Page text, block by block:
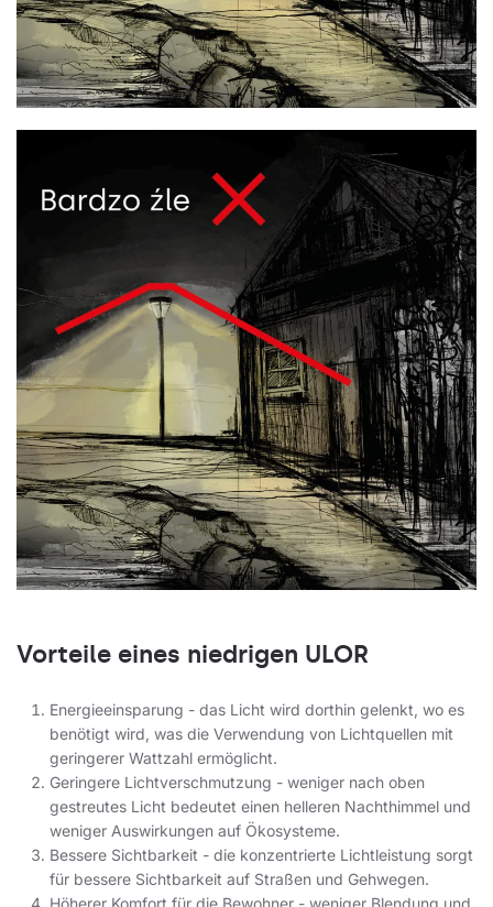
Vorteile eines niedrigen ULOR
Energieeinsparung - das Licht wird dorthin gelenkt, wo es
benötigt wird, was die Verwendung von Lichtquellen mit
geringerer Wattzahl ermöglicht.
Geringere Lichtverschmutzung - weniger nach oben
gestreutes Licht bedeutet einen helleren Nachthimmel und
weniger Auswirkungen auf Ökosysteme.
Bessere Sichtbarkeit - die konzentrierte Lichtleistung sorgt
für bessere Sichtbarkeit auf Straßen und Gehwegen.
Höherer Komfort für die Bewohner - weniger Blendung und